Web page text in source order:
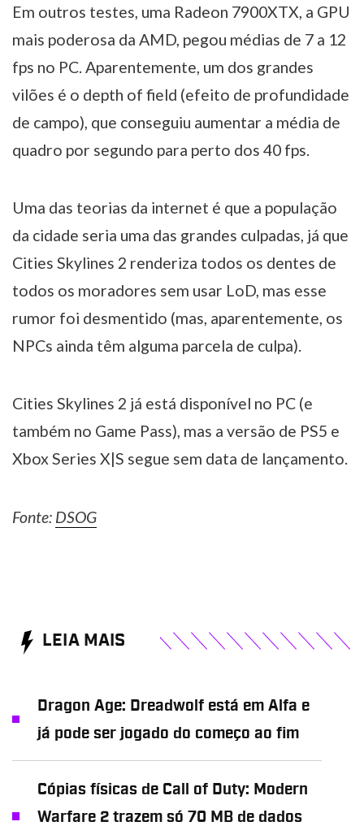
Em outros testes, uma Radeon 7900XTX, a GPU
mais poderosa da AMD, pegou médias de 7 a 12
fps no PC. Aparentemente, um dos grandes
vilões é o depth of field (efeito de profundidade
de campo), que conseguiu aumentar a média de
quadro por segundo para perto dos 40 fps.
Uma das teorias da internet é que a população
da cidade seria uma das grandes culpadas, já que
Cities Skylines 2 renderiza todos os dentes de
todos os moradores sem usar LoD, mas esse
rumor foi desmentido (mas, aparentemente, os
NPCs ainda têm alguma parcela de culpa).
Cities Skylines 2 já está disponível no PC (e
também no Game Pass), mas a versão de PS5 e
Xbox Series X|S segue sem data de lançamento.
Fonte: DSOG
LEIA MAIS
Dragon Age: Dreadwolf está em Alfa e
já pode ser jogado do começo ao fim
Cópias físicas de Call of Duty: Modern
Warfare 2 trazem só 70 MB de dados